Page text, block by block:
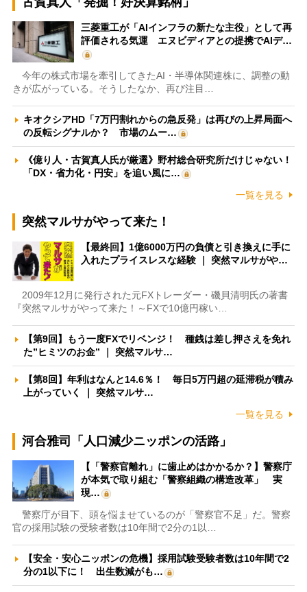
三菱重工が「AIインフラの新たな主役」として再
評価される気運 エヌビディアとの提携でAIデ…
今年の株式市場を牽引してきたAI・半導体関連株に、調整の動
きが広がっている。そうしたなか、再び注目…
キオクシアHD「7万円割れからの急反発」は再びの上昇局面へ
の反転シグナルか？ 市場のムー…
《億り人・古賀真人氏が厳選》野村総合研究所だけじゃない！
「DX・省力化・円安」を追い風に…
一覧を見る
突然マルサがやって来た！
【最終回】1億6000万円の負債と引き換えに手に
入れたプライスレスな経験 ｜ 突然マルサがや…
2009年12月に発行された元FXトレーダー・磯貝清明氏の著書
『突然マルサがやって来た！～FXで10億円稼い…
【第9回】もう一度FXでリベンジ！ 種銭は差し押さえを免れ
た”ヒミツのお金” ｜ 突然マルサ…
【第8回】年利はなんと14.6％！ 毎日5万円超の延滞税が積み
上がっていく ｜ 突然マルサ…
一覧を見る
河合雅司「人口減少ニッポンの活路」
【「警察官離れ」に歯止めはかかるか？】警察庁
が本気で取り組む「警察組織の構造改革」 実
現…
警察庁が目下、頭を悩ませているのが「警察官不足」だ。警察
官の採用試験の受験者数は10年間で2分の1以…
【安全・安心ニッポンの危機】採用試験受験者数は10年間で2
分の1以下に！ 出生数減がも…